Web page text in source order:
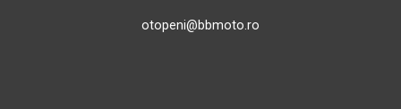
otopeni@bbmoto.ro